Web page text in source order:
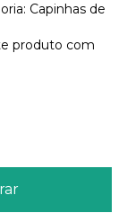
Capinhas de
produto com